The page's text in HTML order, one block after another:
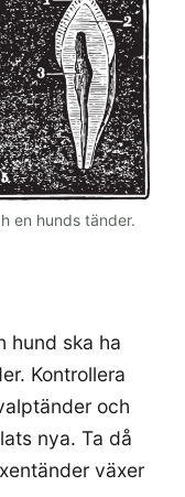
en hunds tänder.
hund ska ha
Kontrollera
och
nya. Ta då
växer